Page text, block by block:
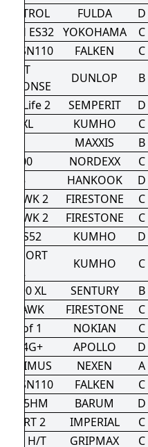
FULDA D
ES32 YOKOHAMA C
SN110
FALKEN C
DUNLOP B
Life 2
SEMPERIT D
XL
KUMHO C
MAXXIS B
NORDEXX C
K435
HANKOOK D
2
FIRESTONE C
2
FIRESTONE C
HS52
KUMHO D
SPORT
PS72
KUMHO C
990 XL
SENTURY B
FIRESTONE C
1
NOKIAN C
4G+
APOLLO D
PRIMUS
NEXEN A
SN110
FALKEN C
5HM
BARUM D
2
IMPERIAL C
H/T
GRIPMAX C